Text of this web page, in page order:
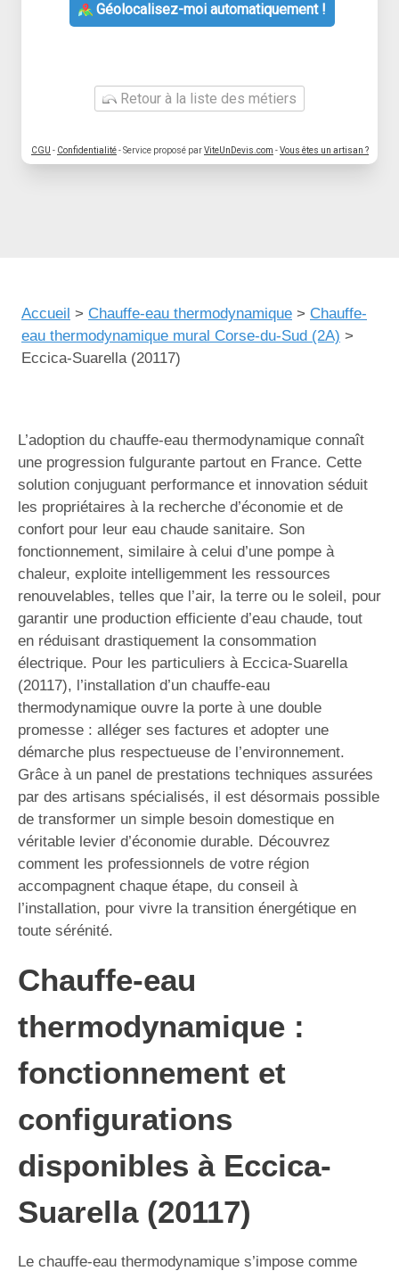
Géolocalisez-moi automatiquement !
Retour à la liste des métiers
CGU - Confidentialité- Service proposé parViteUnDevis.com -Vous êtes un artisan ?
Accueil > Chauffe-eau thermodynamique > Chauffe-
eau thermodynamique mural Corse-du-Sud (2A) >
Eccica-Suarella (20117)
L’adoption du chauffe-eau thermodynamique connaît
une progression fulgurante partout en France. Cette
solution conjuguant performance et innovation séduit
les propriétaires à la recherche d’économie et de
confort pour leur eau chaude sanitaire. Son
fonctionnement, similaire à celui d’une pompe à
chaleur, exploite intelligemment les ressources
renouvelables, telles que l’air, la terre ou le soleil, pour
garantir une production efficiente d’eau chaude, tout
en réduisant drastiquement la consommation
électrique. Pour les particuliers à Eccica-Suarella
(20117), l’installation d’un chauffe-eau
thermodynamique ouvre la porte à une double
promesse : alléger ses factures et adopter une
démarche plus respectueuse de l’environnement.
Grâce à un panel de prestations techniques assurées
par des artisans spécialisés, il est désormais possible
de transformer un simple besoin domestique en
véritable levier d’économie durable. Découvrez
comment les professionnels de votre région
accompagnent chaque étape, du conseil à
l’installation, pour vivre la transition énergétique en
toute sérénité.
Chauffe-eau
thermodynamique :
fonctionnement et
configurations
disponibles à Eccica-
Suarella (20117)
Le chauffe-eau thermodynamique s’impose comme